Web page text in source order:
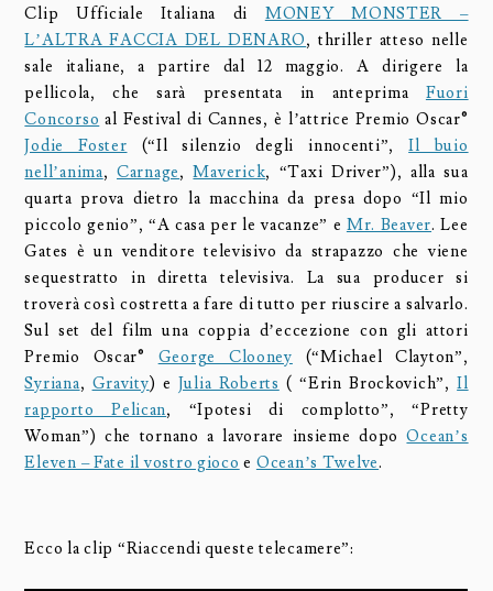
Clip Ufficiale Italiana di MONEY MONSTER –
L’ALTRA FACCIA DEL DENARO, thriller atteso nelle
sale italiane, a partire dal 12 maggio. A dirigere la
pellicola, che sarà presentata in anteprima Fuori
Concorso al Festival di Cannes, è l’attrice Premio Oscar®
Jodie Foster (“Il silenzio degli innocenti”,Il buio
nell’anima,Carnage,Maverick, “Taxi Driver”), alla sua
quarta prova dietro la macchina da presa dopo “Il mio
piccolo genio”, “A casa per le vacanze” e Mr. Beaver. Lee
Gates è un venditore televisivo da strapazzo che viene
sequestratto in diretta televisiva. La sua producer si
troverà così costretta a fare di tutto per riuscire a salvarlo.
Sul set del film una coppia d’eccezione con gli attori
Premio Oscar® George Clooney (“Michael Clayton”,
Syriana, Gravity) e Julia Roberts ( “Erin Brockovich”,Il
rapporto Pelican, “Ipotesi di complotto”, “Pretty
Woman”) che tornano a lavorare insieme dopoOcean’s
Eleven – Fate il vostro gioco e Ocean’s Twelve.
Ecco la clip “Riaccendi queste telecamere”: